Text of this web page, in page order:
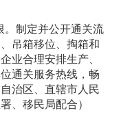
。制定并公开通关流
吊箱移位、掏箱和
业合理安排生产、
通关服务热线，畅
治区、直辖市人民
、移民局配合）